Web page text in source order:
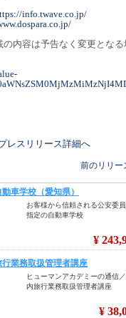
info.twave.co.jp/
内容は予告なく変更となる
レスリリース詳細へ
前のリリー